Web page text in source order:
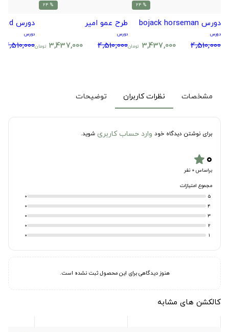
% 24
دورس bojack horseman
دورس
4,510,000
3,437,000 تومان
% 24
طرح عمو امیر
دورس
4,510,000
3,437,000 تومان
دورس radiohead
دورس
4,510,000
مشخصات نظرات کاربران توضیحات
برای نوشتن دیدگاه خود وارد حساب کاربری شوید.
۰star
براساس 0 نفر
مجموع امتیازات
5
0
4
0
3
0
2
0
1
0
هنوز دیدگاهی برای این محصول ثبت نشده است.
کالکشن های مشابه